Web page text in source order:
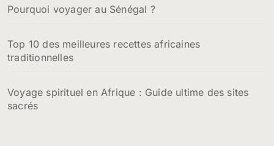
Pourquoi voyager au Sénégal ?
Top 10 des meilleures recettes africaines
traditionnelles
Voyage spirituel en Afrique : Guide ultime des sites
sacrés